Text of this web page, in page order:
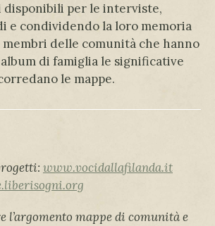
disponibili per le interviste,
e condividendo la loro memoria
delle comunità che hanno
di famiglia le significative
le mappe.
www.vocidallafilanda.it
l’argomento mappe di comunità e